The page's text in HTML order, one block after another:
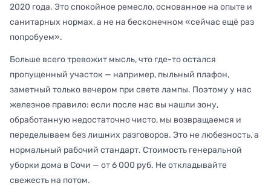
2020 года. Это спокойное ремесло, основанное на опыте и
санитарных нормах, а не на бесконечном «сейчас ещё раз
попробуем».
Больше всего тревожит мысль, что где-то остался
пропущенный участок — например, пыльный плафон,
заметный только вечером при свете лампы. Поэтому у нас
железное правило: если после нас вы нашли зону,
обработанную недостаточно чисто, мы возвращаемся и
переделываем без лишних разговоров. Это не любезность, а
нормальный рабочий стандарт. Стоимость генеральной
уборки дома в Сочи — от 6 000 руб. Не откладывайте
свежесть на потом.